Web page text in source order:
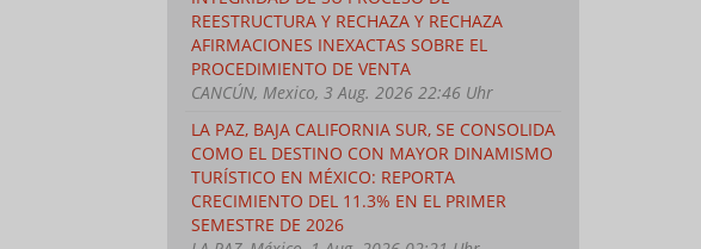
REESTRUCTURA Y RECHAZA Y RECHAZA
AFIRMACIONES INEXACTAS SOBRE EL
PROCEDIMIENTO DE VENTA
CANCÚN, Mexico, 3 Aug. 2026 22:46 Uhr
LA PAZ, BAJA CALIFORNIA SUR, SE CONSOLIDA
COMO EL DESTINO CON MAYOR DINAMISMO
TURÍSTICO EN MÉXICO: REPORTA
CRECIMIENTO DEL 11.3% EN EL PRIMER
SEMESTRE DE 2026